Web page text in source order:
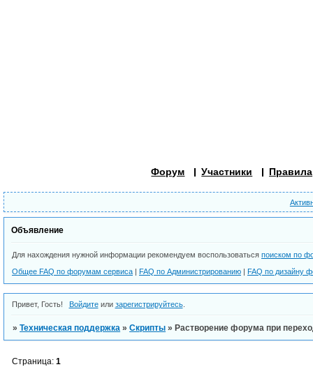
Форум Участники Правила
Объявление
Для нахождения нужной информации рекомендуем воспользоваться поиском по
Общее FAQ по форумам сервиса | FAQ по Администрированию | FAQ по дизайну
Привет, Гость! Войдитеили зарегистрируйтесь.
»Техническая поддержка »Скрипты »Растворение форума при
Страница:1